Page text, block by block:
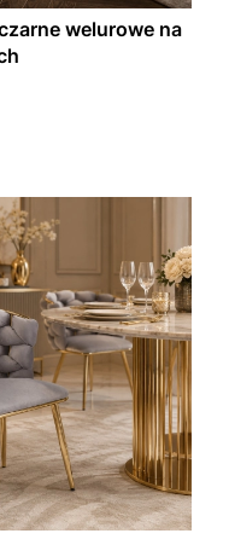
welurowe na